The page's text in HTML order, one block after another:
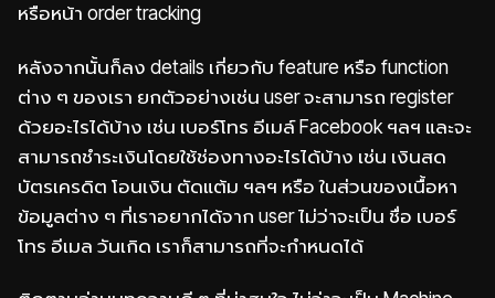
หรือหน้า order tracking
หลังจากนั้นก็ลง details เกี่ยวกับ feature หรือ function
ต่าง ๆ ของเรา ยกตัวอย่างเช่น user จะสามารถ register
ด้วยอะไรได้บ้าง เช่น เบอร์โทร อีเมล์ Facebook ฯลฯ และจะ
สามารถชำระเงินโดยใช้ช่องทางอะไรได้บ้าง เช่น เงินสด
บัตรเครดิต โอนเงิน ตัดแต้ม ฯลฯ หรือ ในส่วนของเนื้อหา
ข้อมูลต่าง ๆ ที่เราอยากได้จาก user ไม่ว่าจะเป็น ชื่อ เบอร์
โทร อีเมล วันเกิด เราก็สามารถที่จะกำหนดได้